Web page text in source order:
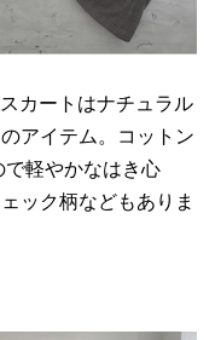
カートはナチュラル
アイテム。コットン
軽やかなはき心
ック柄などもありま